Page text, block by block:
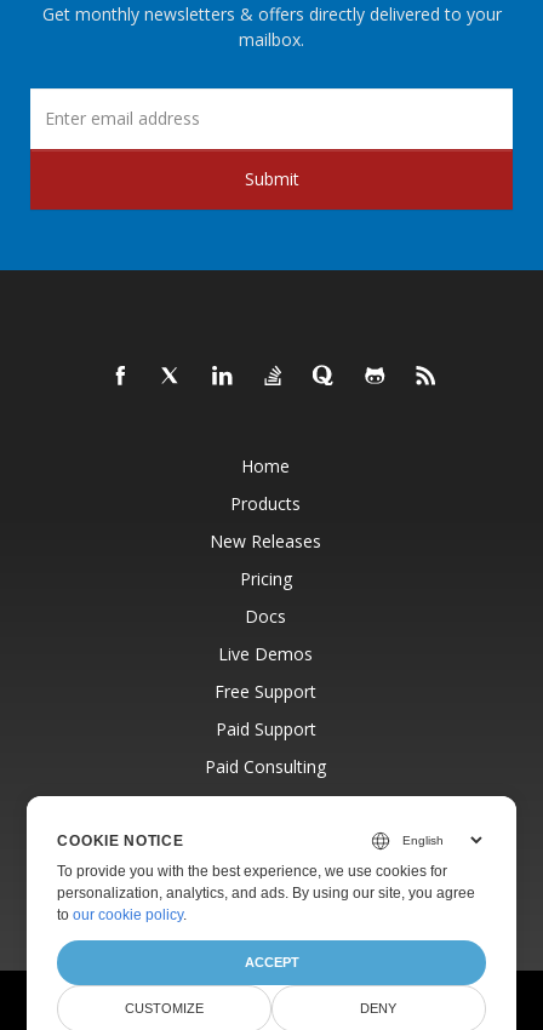
Get monthly newsletters & offers directly delivered to your
mailbox.
Submit
Home
Products
New Releases
Pricing
Docs
Live Demos
Free Support
Paid Support
Paid Consulting
Blog
About
© Aspose Pty Ltd 2001-2026.
All Rights Reserved.
Terms of use
COOKIE NOTICE
To provide you with the best experience, we use cookies for
personalization, analytics, and ads. By using our site, you agree
toour cookie policy.
ACCEPT
CUSTOMIZE DENY